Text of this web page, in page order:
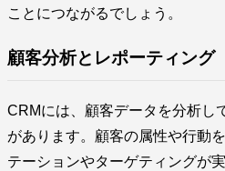
ことにつながるでしょう。
顧客分析とレポーティング
CRMには、顧客データを分析し
があります。顧客の属性や行動
テーションやターゲティングが実